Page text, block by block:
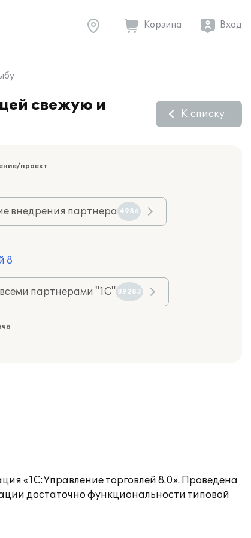
Корзина Вход
свежую и
К списку
проект
внедрения партнера 4986
8
партнерами "1С" 89283
«1С:Управление торговлей 8.0». Проведена
достаточно функциональности типовой